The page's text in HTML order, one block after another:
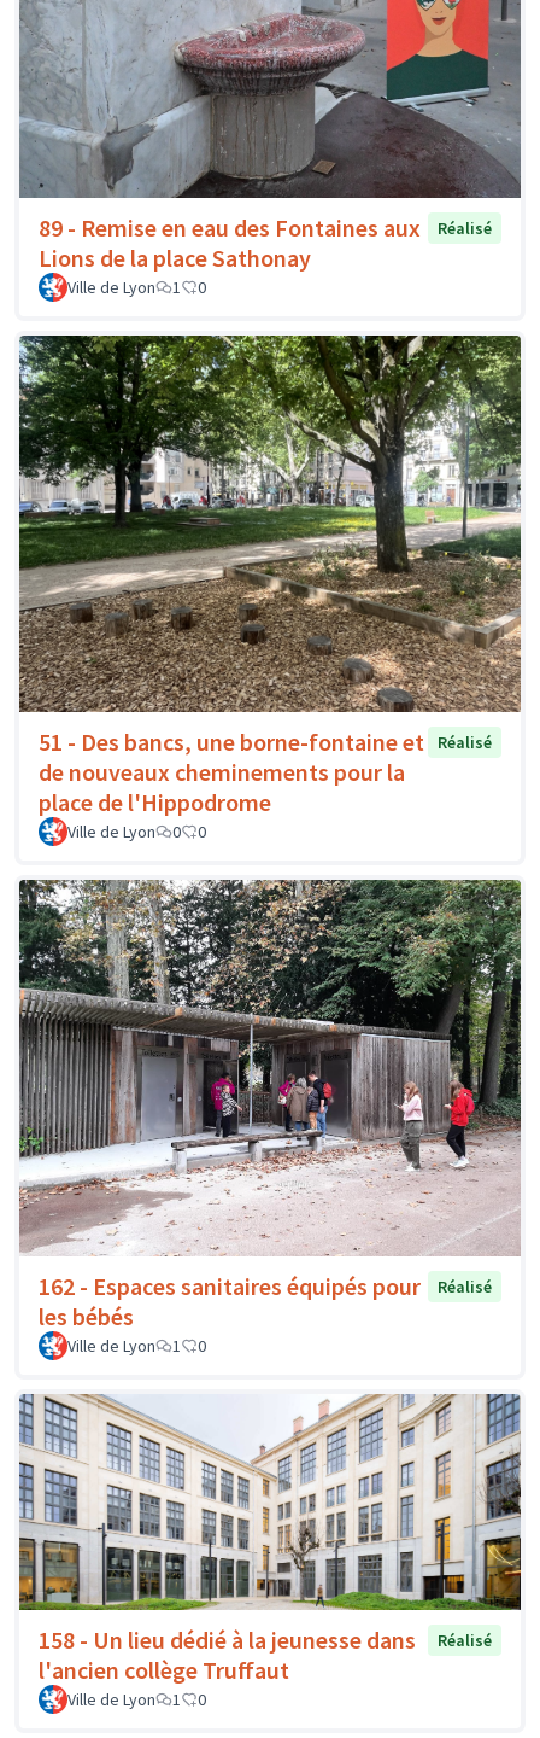
89 - Remise en eau des Fontaines aux
Lions de la place Sathonay
Réalisé
Ville de Lyon 1 0
51 - Des bancs, une borne-fontaine et
de nouveaux cheminements pour la
place de l'Hippodrome
Réalisé
Ville de Lyon 0 0
162 - Espaces sanitaires équipés pour
les bébés
Réalisé
Ville de Lyon 1 0
158 - Un lieu dédié à la jeunesse dans
l'ancien collège Truffaut
Réalisé
Ville de Lyon 1 0